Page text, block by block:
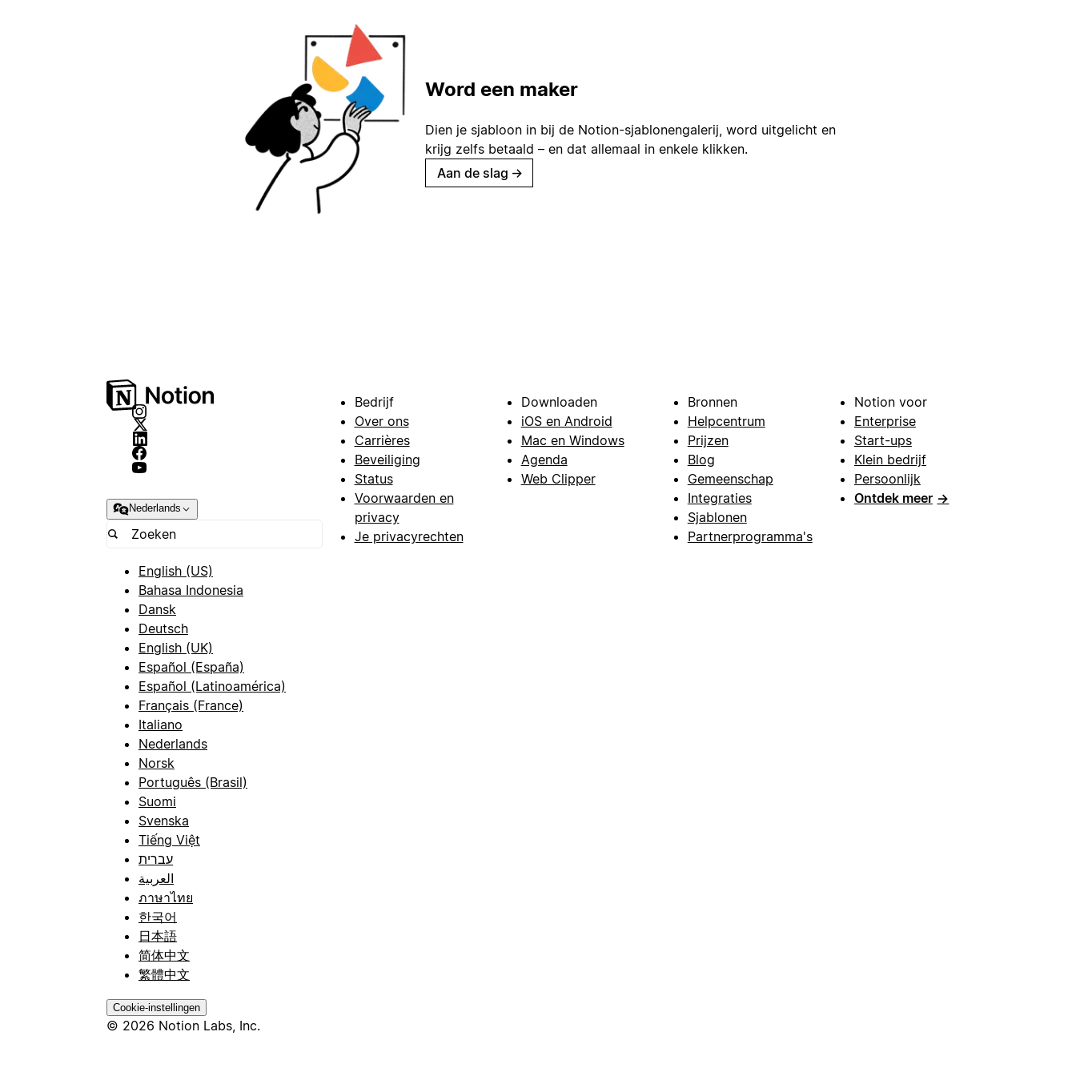
Word een maker
Dien je sjabloon in bij de Notion-sjablonengalerij, word uitgelicht en
krijg zelfs betaald – en dat allemaal in enkele klikken.
Aan de slag →
Nederlands
English (US)
Bahasa Indonesia
Dansk
Deutsch
English (UK)
Español (España)
Español (Latinoamérica)
Français (France)
Italiano
Nederlands
Norsk
Português (Brasil)
Suomi
Svenska
Tiếng Việt
עברית
العربية
ภาษาไทย
한국어
日本語
简体中文
繁體中文
Cookie-instellingen
© 2026 Notion Labs, Inc.
Bedrijf
Over ons
Carrières
Beveiliging
Status
Voorwaarden en
privacy
Je privacyrechten
Downloaden
iOS en Android
Mac en Windows
Agenda
Web Clipper
Bronnen
Helpcentrum
Prijzen
Blog
Gemeenschap
Integraties
Sjablonen
Partnerprogramma's
Notion voor
Enterprise
Start-ups
Klein bedrijf
Persoonlijk
Ontdek meer →